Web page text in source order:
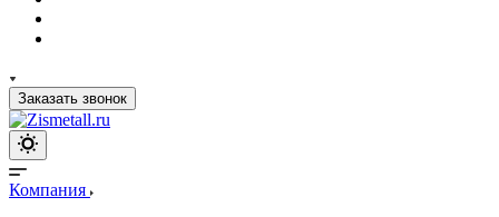
Заказать звонок
Компания